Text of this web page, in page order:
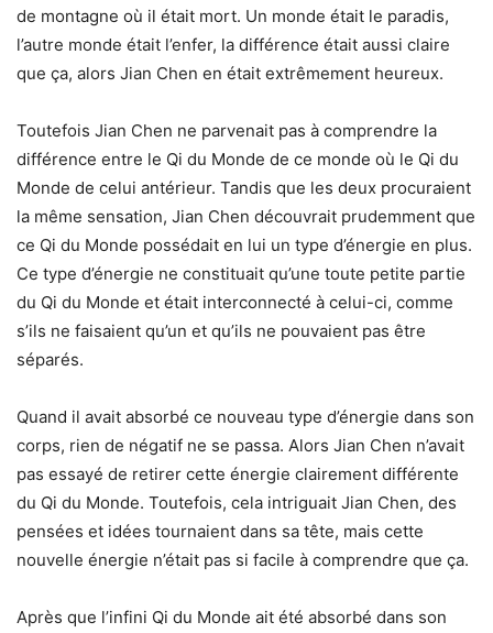
de montagne où il était mort. Un monde était le paradis,
l’autre monde était l’enfer, la différence était aussi claire
que ça, alors Jian Chen en était extrêmement heureux.
Toutefois Jian Chen ne parvenait pas à comprendre la
différence entre le Qi du Monde de ce monde où le Qi du
Monde de celui antérieur. Tandis que les deux procuraient
la même sensation, Jian Chen découvrait prudemment que
ce Qi du Monde possédait en lui un type d’énergie en plus.
Ce type d’énergie ne constituait qu’une toute petite partie
du Qi du Monde et était interconnecté à celui-ci, comme
s’ils ne faisaient qu’un et qu’ils ne pouvaient pas être
séparés.
Quand il avait absorbé ce nouveau type d’énergie dans son
corps, rien de négatif ne se passa. Alors Jian Chen n’avait
pas essayé de retirer cette énergie clairement différente
du Qi du Monde. Toutefois, cela intriguait Jian Chen, des
pensées et idées tournaient dans sa tête, mais cette
nouvelle énergie n’était pas si facile à comprendre que ça.
Après que l’infini Qi du Monde ait été absorbé dans son